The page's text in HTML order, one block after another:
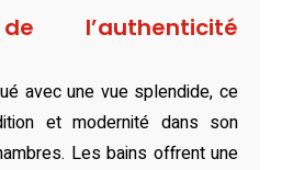
sols en tatami, les futons
s’accompagnent d’une
ou les montagnes. Chaque
modernes, telles qu’un
bains privative. Les familles
l’authenticité
avec une vue splendide, ce
et modernité dans son
Les bains offrent une